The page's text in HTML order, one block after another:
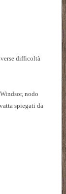
difficoltà
nodo
spiegati da